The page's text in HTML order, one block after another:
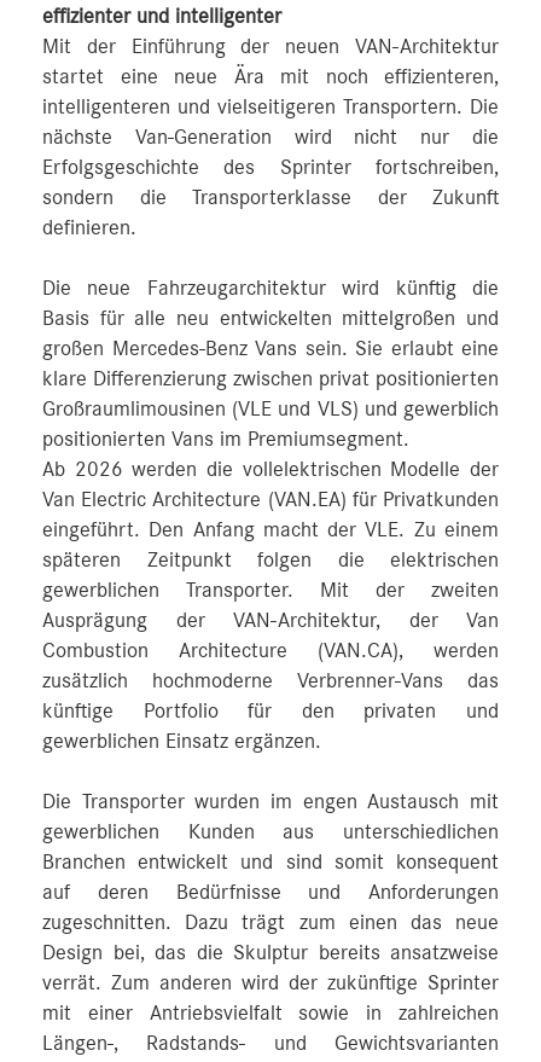
effizienter und intelligenter
Mit der Einführung der neuen VAN-Architektur
startet eine neue Ära mit noch effizienteren,
intelligenteren und vielseitigeren Transportern. Die
nächste Van-Generation wird nicht nur die
Erfolgsgeschichte des Sprinter fortschreiben,
sondern die Transporterklasse der Zukunft
definieren.
Die neue Fahrzeugarchitektur wird künftig die
Basis für alle neu entwickelten mittelgroßen und
großen Mercedes‑Benz Vans sein. Sie erlaubt eine
klare Differenzierung zwischen privat positionierten
Großraumlimousinen (VLE und VLS) und gewerblich
positionierten Vans im Premiumsegment.
Ab 2026 werden die vollelektrischen Modelle der
Van Electric Architecture (VAN.EA) für Privatkunden
eingeführt. Den Anfang macht der VLE. Zu einem
späteren Zeitpunkt folgen die elektrischen
gewerblichen Transporter. Mit der zweiten
Ausprägung der VAN-Architektur, der Van
Combustion Architecture (VAN.CA), werden
zusätzlich hochmoderne Verbrenner-Vans das
künftige Portfolio für den privaten und
gewerblichen Einsatz ergänzen.
Die Transporter wurden im engen Austausch mit
gewerblichen Kunden aus unterschiedlichen
Branchen entwickelt und sind somit konsequent
auf deren Bedürfnisse und Anforderungen
zugeschnitten. Dazu trägt zum einen das neue
Design bei, das die Skulptur bereits ansatzweise
verrät. Zum anderen wird der zukünftige Sprinter
mit einer Antriebsvielfalt sowie in zahlreichen
Längen-, Radstands- und Gewichtsvarianten